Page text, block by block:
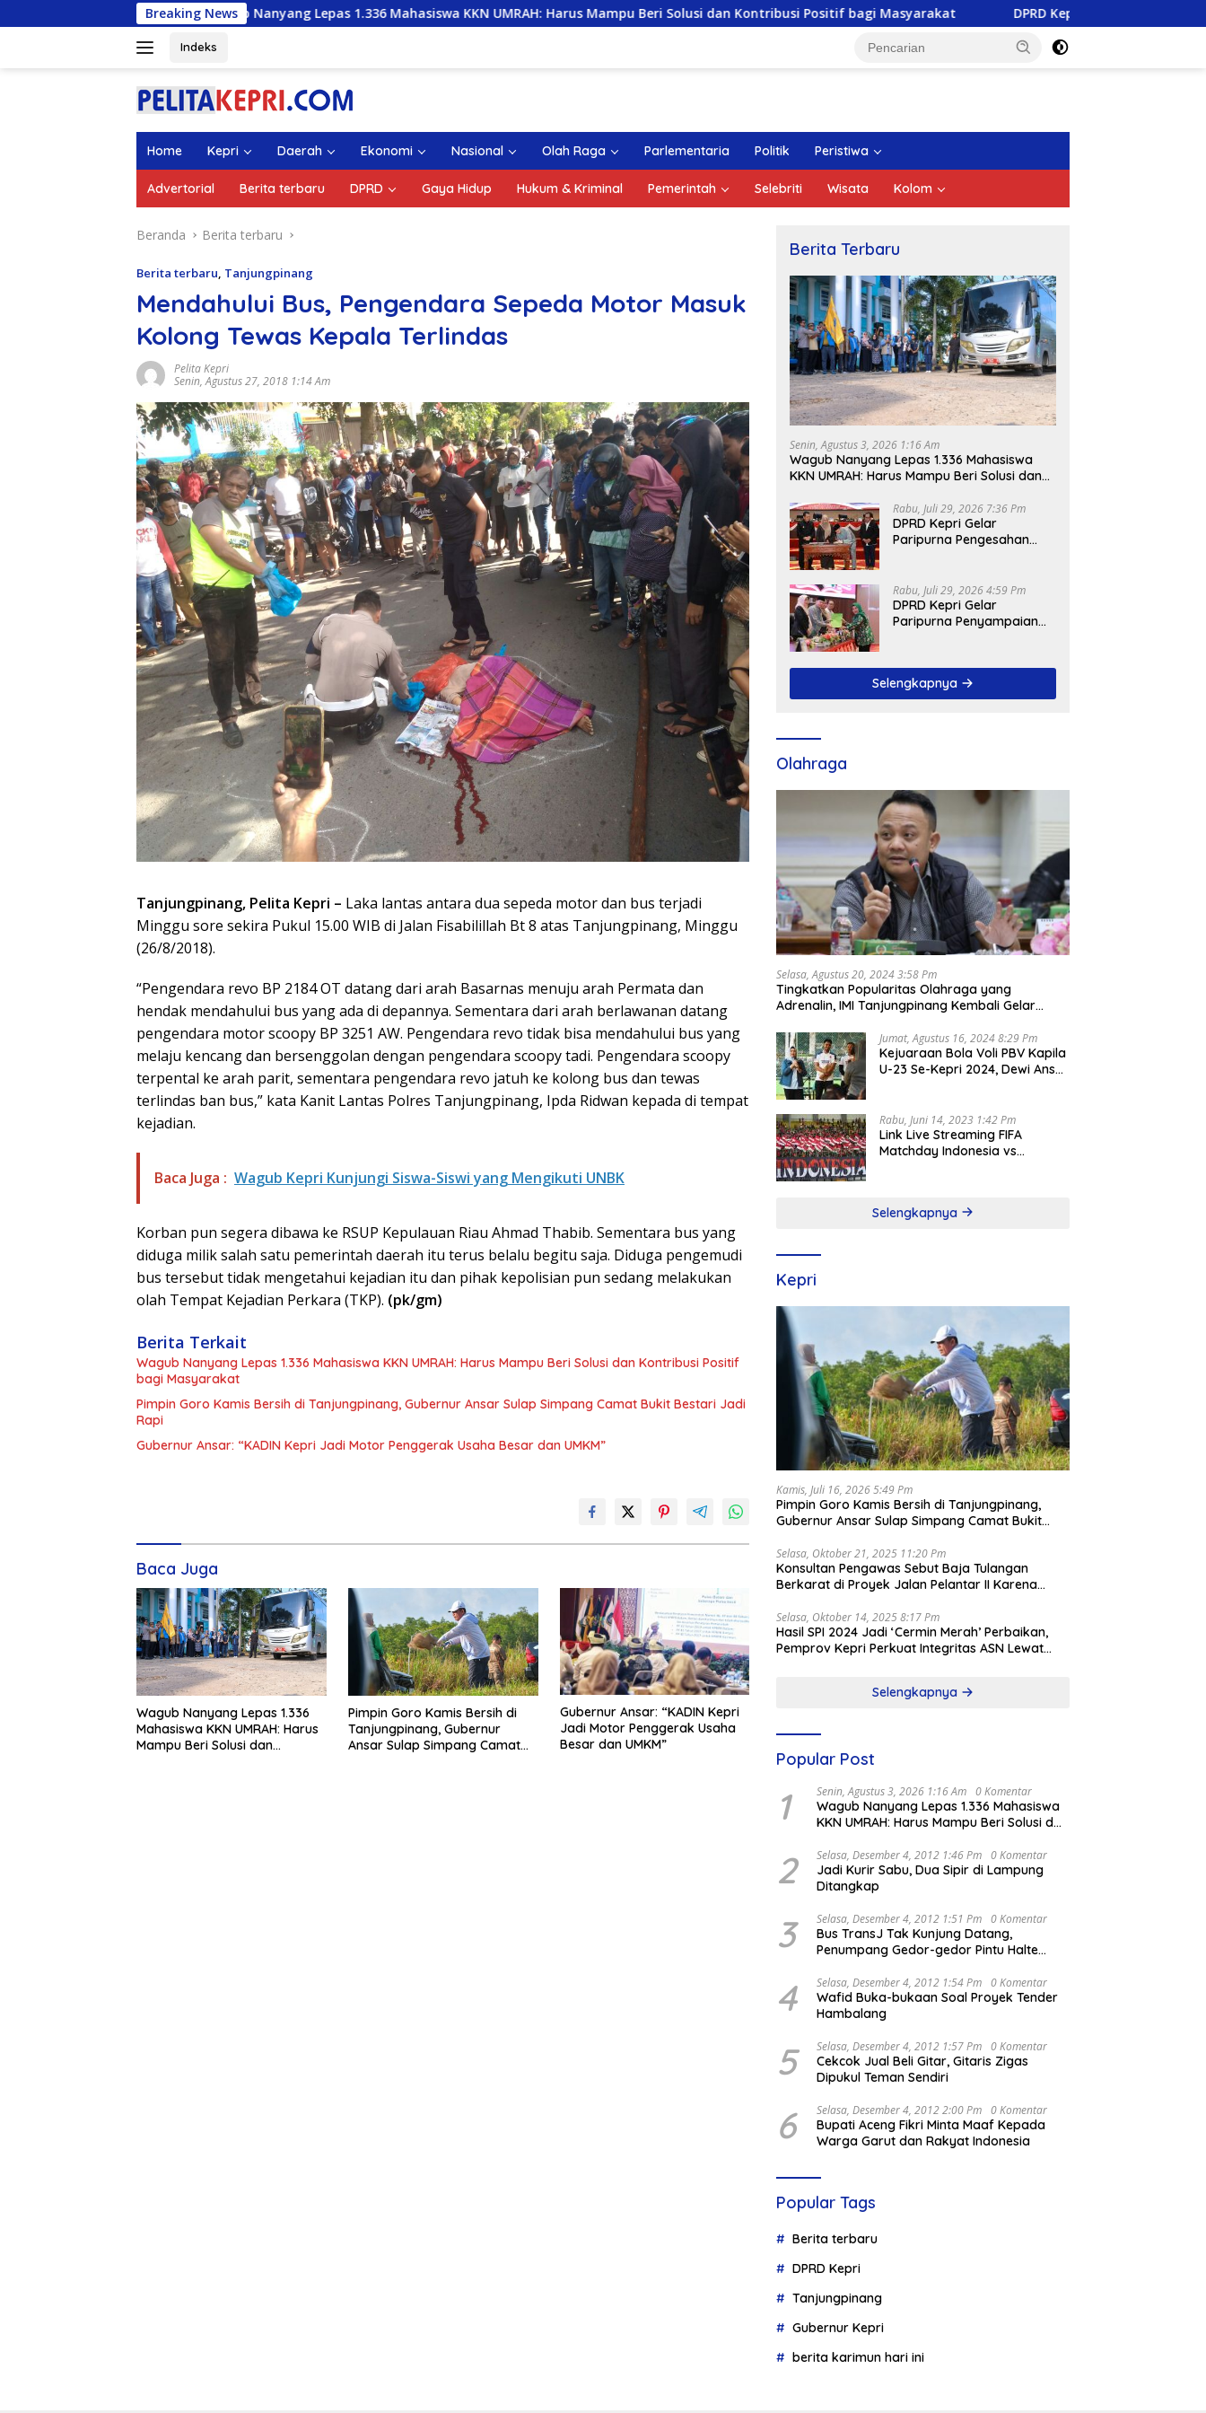
ke
Breaking News
Wagub Nanyang Lepas 1.336 Mahasiswa KKN UMRAH: Harus Mampu Beri Solusi dan Kontribusi Positif bagi Masyarakat DPRD Kepri Gelar Paripurna Pengesahan
Indeks
Home Kepri Daerah Ekonomi Nasional Olah Raga Parlementaria Politik Peristiwa
Advertorial Berita terbaru DPRD Gaya Hidup Hukum & Kriminal Pemerintah Selebriti Wisata Kolom
Beranda Berita terbaru
Berita terbaru, Tanjungpinang
Mendahului Bus, Pengendara Sepeda Motor Masuk
Kolong Tewas Kepala Terlindas
Pelita Kepri
Senin, Agustus 27, 2018 1:14 Am
Tanjungpinang, Pelita Kepri – Laka lantas antara dua sepeda motor dan bus terjadi
Minggu sore sekira Pukul 15.00 WIB di Jalan Fisabilillah Bt 8 atas Tanjungpinang, Minggu
(26/8/2018).
“Pengendara revo BP 2184 OT datang dari arah Basarnas menuju arah Permata dan
hendak mendahului bus yang ada di depannya. Sementara dari arah berlawanan datang
pengendara motor scoopy BP 3251 AW. Pengendara revo tidak bisa mendahului bus yang
melaju kencang dan bersenggolan dengan pengendara scoopy tadi. Pengendara scoopy
terpental ke arah parit, sementara pengendara revo jatuh ke kolong bus dan tewas
terlindas ban bus,” kata Kanit Lantas Polres Tanjungpinang, Ipda Ridwan kepada di tempat
kejadian.
Baca Juga : Wagub Kepri Kunjungi Siswa-Siswi yang Mengikuti UNBK
Korban pun segera dibawa ke RSUP Kepulauan Riau Ahmad Thabib. Sementara bus yang
diduga milik salah satu pemerintah daerah itu terus belalu begitu saja. Diduga pengemudi
bus tersebut tidak mengetahui kejadian itu dan pihak kepolisian pun sedang melakukan
olah Tempat Kejadian Perkara (TKP). (pk/gm)
Berita Terkait
Wagub Nanyang Lepas 1.336 Mahasiswa KKN UMRAH: Harus Mampu Beri Solusi dan Kontribusi Positif
bagi Masyarakat
Pimpin Goro Kamis Bersih di Tanjungpinang, Gubernur Ansar Sulap Simpang Camat Bukit Bestari Jadi
Rapi
Gubernur Ansar: “KADIN Kepri Jadi Motor Penggerak Usaha Besar dan UMKM”
Baca Juga
Wagub Nanyang Lepas 1.336
Mahasiswa KKN UMRAH: Harus
Mampu Beri Solusi dan
Pimpin Goro Kamis Bersih di
Tanjungpinang, Gubernur
Ansar Sulap Simpang Camat
Gubernur Ansar: “KADIN Kepri
Jadi Motor Penggerak Usaha
Besar dan UMKM”
Berita Terbaru
Senin, Agustus 3, 2026 1:16 Am
Wagub Nanyang Lepas 1.336 Mahasiswa
KKN UMRAH: Harus Mampu Beri Solusi dan
Rabu, Juli 29, 2026 7:36 Pm
DPRD Kepri Gelar
Paripurna Pengesahan
APBD 2025, Sejumlah
Rekomendasi Strategis
Disampaikan
Rabu, Juli 29, 2026 4:59 Pm
DPRD Kepri Gelar
Paripurna Penyampaian
Selengkapnya
Olahraga
Selasa, Agustus 20, 2024 3:58 Pm
Tingkatkan Popularitas Olahraga yang
Adrenalin, IMI Tanjungpinang Kembali Gelar
Jumat, Agustus 16, 2024 8:29 Pm
Kejuaraan Bola Voli PBV Kapila
U-23 Se-Kepri 2024, Dewi Ansar
Rabu, Juni 14, 2023 1:42 Pm
Link Live Streaming FIFA
Matchday Indonesia vs
Selengkapnya
Kepri
Kamis, Juli 16, 2026 5:49 Pm
Pimpin Goro Kamis Bersih di Tanjungpinang,
Gubernur Ansar Sulap Simpang Camat Bukit
Selasa, Oktober 21, 2025 11:20 Pm
Konsultan Pengawas Sebut Baja Tulangan
Berkarat di Proyek Jalan Pelantar II Karena
Selasa, Oktober 14, 2025 8:17 Pm
Hasil SPI 2024 Jadi ‘Cermin Merah’ Perbaikan,
Pemprov Kepri Perkuat Integritas ASN Lewat
Selengkapnya
Popular Post
1 Senin, Agustus 3, 2026 1:16 Am 0 Komentar
Wagub Nanyang Lepas 1.336 Mahasiswa
KKN UMRAH: Harus Mampu Beri Solusi dan
2 Selasa, Desember 4, 2012 1:46 Pm 0 Komentar
Jadi Kurir Sabu, Dua Sipir di Lampung
Ditangkap
3 Selasa, Desember 4, 2012 1:51 Pm 0 Komentar
Bus TransJ Tak Kunjung Datang,
Penumpang Gedor-gedor Pintu Halte
4 Selasa, Desember 4, 2012 1:54 Pm 0 Komentar
Wafid Buka-bukaan Soal Proyek Tender
Hambalang
5 Selasa, Desember 4, 2012 1:57 Pm 0 Komentar
Cekcok Jual Beli Gitar, Gitaris Zigas
Dipukul Teman Sendiri
6 Selasa, Desember 4, 2012 2:00 Pm 0 Komentar
Bupati Aceng Fikri Minta Maaf Kepada
Warga Garut dan Rakyat Indonesia
Popular Tags
Berita terbaru
DPRD Kepri
Tanjungpinang
Gubernur Kepri
berita karimun hari ini